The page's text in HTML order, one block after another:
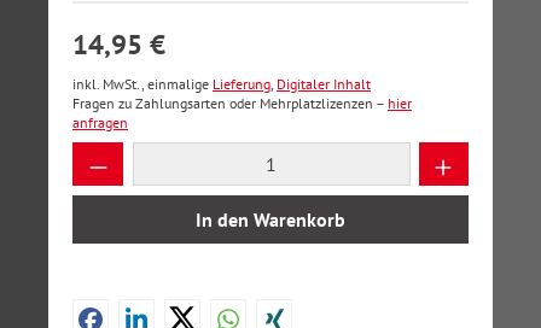
14,95 €
inkl. MwSt., einmalige Lieferung, Digitaler Inhalt
Fragen zu Zahlungsarten oder Mehrplatzlizenzen – hier
anfragen
Produkt Anzahl: Gib den gewünschten
In den Warenkorb